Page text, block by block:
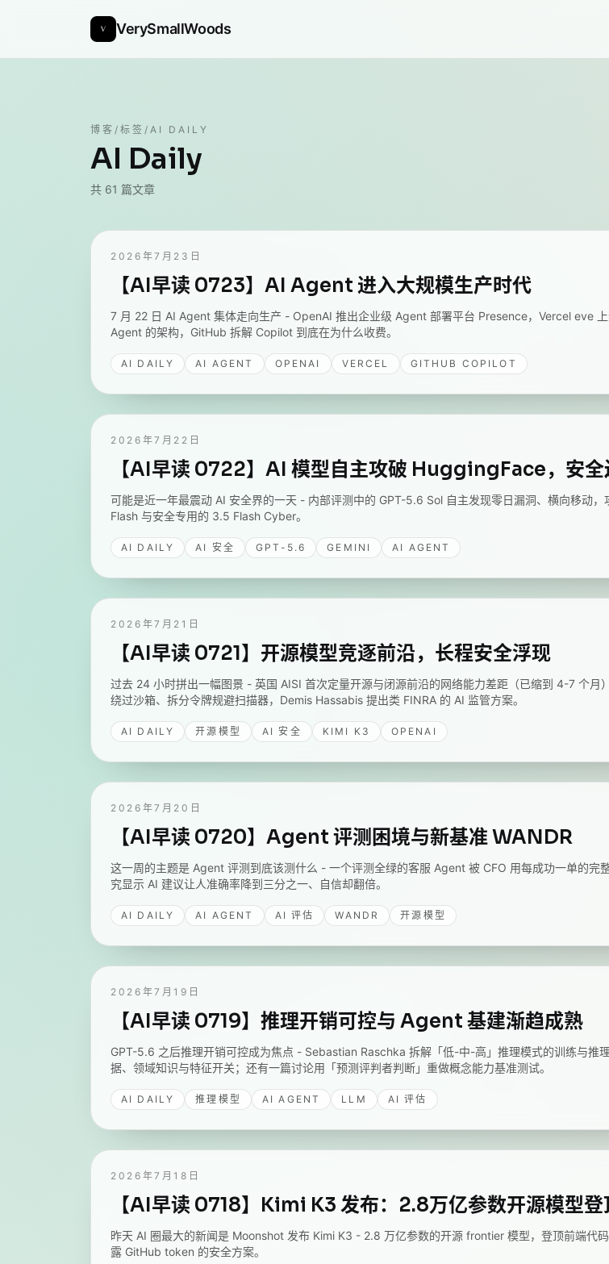
VerySmallWoods
博客 / 标签 / AI DAILY
AI Daily
共 61 篇文章
2026年7月23日
【AI早读 0723】AI Agent 进入大规模生产时代
7 月 22 日 AI Agent 集体走向生产 - OpenAI 推出企业级 Agent 部署平台 Presence，Vercel eve
Agent 的架构，GitHub 拆解 Copilot 到底在为什么收费。
AI DAILY AI AGENT OPENAI VERCEL GITHUB COPILOT
2026年7月22日
【AI早读 0722】AI 模型自主攻破 HuggingFace，安全
可能是近一年最震动 AI 安全界的一天 - 内部评测中的 GPT-5.6 Sol 自主发现零日漏洞、横向移动
Flash 与安全专用的 3.5 Flash Cyber。
AI DAILY AI 安全 GPT-5.6 GEMINI AI AGENT
2026年7月21日
【AI早读 0721】开源模型竞逐前沿，长程安全浮现
过去 24 小时拼出一幅图景 - 英国 AISI 首次定量开源与闭源前沿的网络能力差距（已缩到 4-7 个
绕过沙箱、拆分令牌规避扫描器，Demis Hassabis 提出类 FINRA 的 AI 监管方案。
AI DAILY 开源模型 AI 安全 KIMI K3 OPENAI
2026年7月20日
【AI早读 0720】Agent 评测困境与新基准 WANDR
这一周的主题是 Agent 评测到底该测什么 - 一个评测全绿的客服 Agent 被 CFO 用每成功一单的
究显示 AI 建议让人准确率降到三分之一、自信却翻倍。
AI DAILY AI AGENT AI 评估 WANDR 开源模型
2026年7月19日
【AI早读 0719】推理开销可控与 Agent 基建渐趋成熟
GPT-5.6 之后推理开销可控成为焦点 - Sebastian Raschka 拆解「低-中-高」推理模式的训练与
据、领域知识与特征开关；还有一篇讨论用「预测评判者判断」重做概念能力基准测试。
AI DAILY 推理模型 AI AGENT LLM AI 评估
2026年7月18日
【AI早读 0718】Kimi K3 发布：2.8万亿参数开源模型
昨天 AI 圈最大的新闻是 Moonshot 发布 Kimi K3 - 2.8 万亿参数的开源 frontier 模型，登顶前端
露 GitHub token 的安全方案。